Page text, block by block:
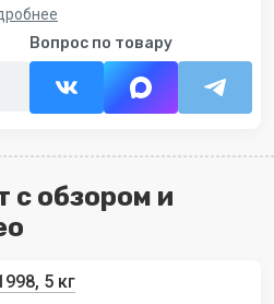
Вопрос по товару
с обзором и
5 кг